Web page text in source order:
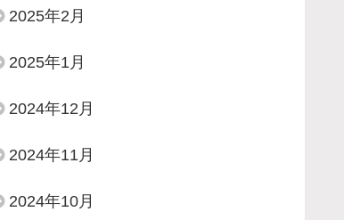
2025年2月
2025年1月
2024年12月
2024年11月
2024年10月